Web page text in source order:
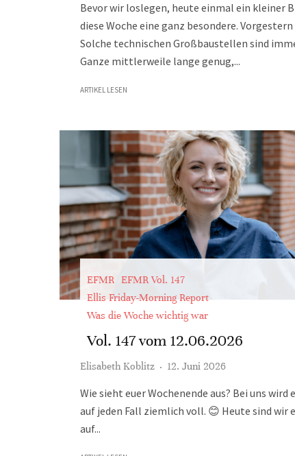
Bevor wir loslegen, heute einmal ein kleiner
diese Woche eine ganz besondere.
Solche technischen Großbaustellen sind
Ganze mittlerweile lange genug,...
ARTIKEL LESEN
EFMR
EFMR Vol. 147
Ellis Friday-Morning Report
Was die Woche wichtig war
Vol. 147 vom 12.06.2026
Elisabeth Koblitz · 12. Juni 2026
Wie sieht euer Wochenende aus? Bei uns wird
auf jeden Fall ziemlich voll. 😊 Heute sind wir
auf...